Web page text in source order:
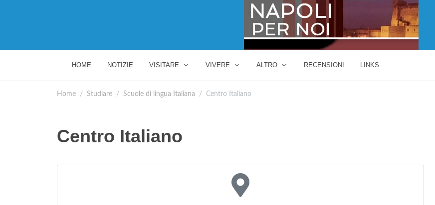
HOME NOTIZIE VISITARE VIVERE ALTRO RECENSIONI LINKS
Home Studiare Scuole di lingua Italiana Centro Italiano
Centro Italiano